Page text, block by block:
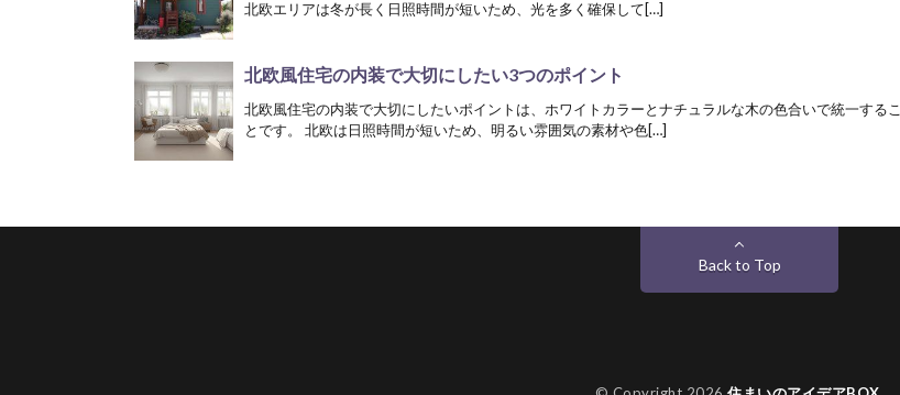
北欧エリアは冬が長く日照時間が短いため、光を多く確保して[…]
北欧風住宅の内装で大切にしたい3つのポイント
北欧風住宅の内装で大切にしたいポイントは、ホワイトカラーとナチュラルな木の色合いで統一するこ
とです。 北欧は日照時間が短いため、明るい雰囲気の素材や色[…]
Back to Top